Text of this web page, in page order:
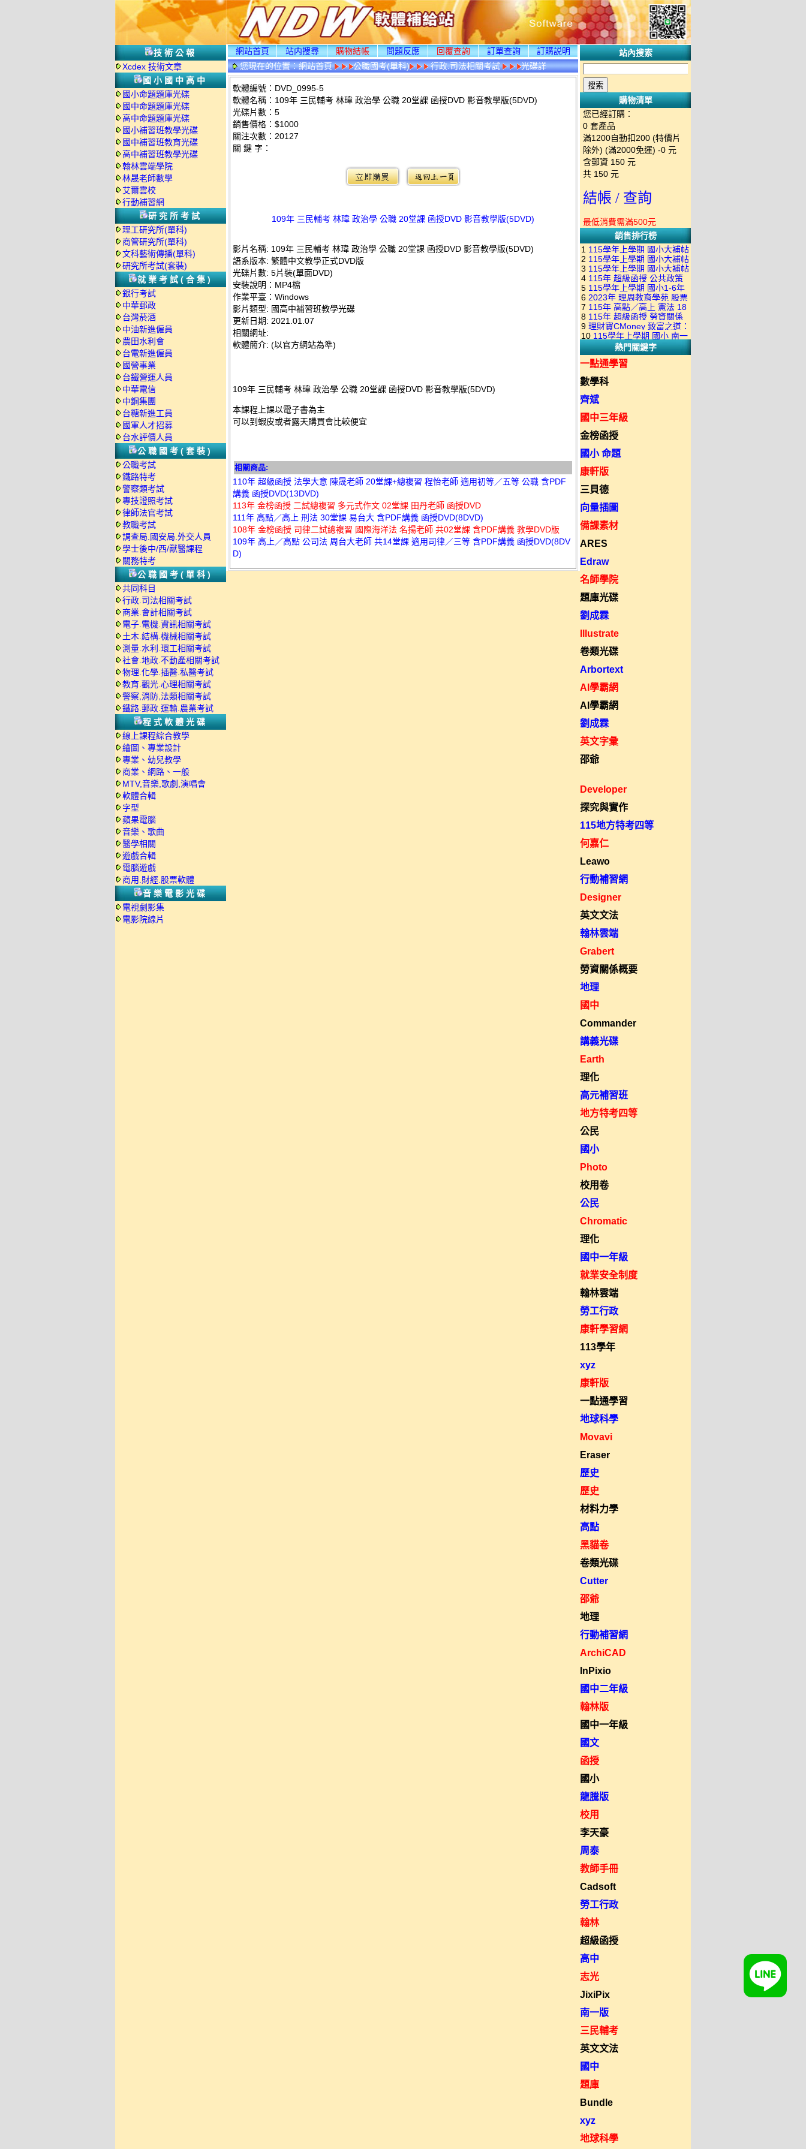
技術公報
Xcdex 技術文章
國小國中高中
國小命題題庫光碟
國中命題題庫光碟
高中命題題庫光碟
國小補習班教學光碟
國中補習班教育光碟
高中補習班教學光碟
翰林雲端學院
林晟老師數學
艾爾雲校
行動補習網
研究所考試
理工研究所(單科)
商管研究所(單科)
文科藝術傳播(單科)
研究所考試(套裝)
就業考試(合集)
銀行考試
中華郵政
台灣菸酒
中油新進僱員
農田水利會
台電新進僱員
國營事業
台鐵營運人員
中華電信
中鋼集團
台糖新進工員
國軍人才招募
台水評價人員
公職國考(套裝)
公職考試
鐵路特考
警察類考試
專技證照考試
律師法官考試
教職考試
調查局.國安局.外交人員
學士後中/西/獸醫課程
關務特考
公職國考(單科)
共同科目
行政.司法相關考試
商業.會計相關考試
電子.電機.資訊相關考試
土木.結構.機械相關考試
測量.水利.環工相關考試
社會.地政.不動產相關考試
物理.化學.插醫.私醫考試
教育.觀光.心理相關考試
警察,消防,法類相關考試
鐵路.郵政.運輸.農業考試
程式軟體光碟
線上課程綜合教學
繪圖、專業設計
專業、幼兒教學
商業、網路、一般
MTV,音樂,歌劇,演唱會
軟體合輯
字型
蘋果電腦
音樂、歌曲
醫學相關
遊戲合輯
電腦遊戲
商用.財經.股票軟體
音樂電影光碟
電視劇影集
電影院線片
網站首頁 站内搜尋 購物結帳 問題反應 回覆查詢 訂單查詢
訂購説明
您現在的位置：網站首頁 公職國考(單科) 行政.司法相關考試
光碟詳
情
軟體編號：DVD_0995-5
軟體名稱：109年 三民輔考 林瑋 政治學 公職 20堂課 函授DVD 影音教學版(5DVD)
光碟片數：5
銷售價格：$1000
關注次數： 20127
關 鍵 字：
109年 三民輔考 林瑋 政治學 公職 20堂課 函授DVD 影音教學版(5DVD)
影片名稱: 109年 三民輔考 林瑋 政治學 公職 20堂課 函授DVD 影音教學版(5DVD)
語系版本: 繁體中文教學正式DVD版
光碟片數: 5片裝(單面DVD)
安裝說明：MP4檔
作業平臺：Windows
影片類型: 國高中補習班教學光碟
更新日期: 2021.01.07
相關網址:
軟體簡介: (以官方網站為準)
109年 三民輔考 林瑋 政治學 公職 20堂課 函授DVD 影音教學版(5DVD)
本課程上課以電子書為主
可以到蝦皮或者露天購買會比較便宜
相關商品:
110年 超級函授 法學大意 陳晟老師 20堂課+總複習 程怡老師 適用初等／五等 公職 含PDF
講義 函授DVD(13DVD)
113年 金榜函授 二試總複習 多元式作文 02堂課 田丹老師 函授DVD
111年 高點／高上 刑法 30堂課 易台大 含PDF講義 函授DVD(8DVD)
108年 金榜函授 司律二試總複習 國際海洋法 名揚老師 共02堂課 含PDF講義 教學DVD版
109年 高上／高點 公司法 周台大老師 共14堂課 適用司律／三等 含PDF講義 函授DVD(8DV
D)
站內搜索
購物清單
您已經訂購：
0 套產品
滿1200自動扣200 (特價片
除外) (滿2000免運) -0 元
含郵資 150 元
共 150 元
結帳 / 查詢
最低消費需滿500元
銷售排行榜
1 115學年上學期 國小大補帖
南一版 國語+數學+社會+生活
+自然 1-6年級 教學光碟DVD
版(3DVD)
2 115學年上學期 國小大補帖
康軒版 國語+數學+社會+生活
+自然 1-6年級 教學光碟DVD
版(3DVD)
3 115學年上學期 國小大補帖
翰林版 國語+數學+社會+生活
+自然 1-6年級 教學光碟DVD
版(3DVD)
4 115年 超級函授 公共政策
22堂課+總複習 張楚老師 含
PDF講義 函授DVD(9DVD)
5 115學年上學期 國小1-6年
級 習作解答(含康軒.南一.翰林
全版本.全科目)合輯版 DVD版
6 2023年 理周教育學苑 股票
當沖煉金術 主講：朱家泓 國
語發音 DVD版
7 115年 高點／高上 憲法 18
堂課 宗台大老師 含PDF講義
函授DVD(8DVD)【適用於律
師司法考試】
8 115年 超級函授 勞資關係
概要 11堂課+總複習 陸川老
師 含PDF講義 函授
DVD(5DVD)
9 理財寶CMoney 致富之道：
上班族飆股攻略班 主講：朱
家泓+林穎 國語發音 DVD版
10 115學年上學期 國小 南一
版 教師手冊(全年級、全領域)
教學光碟DVD版
熱門關鍵字
一點通學習
數學科
齊斌
國中三年級
金榜函授
國小 命題
康軒版
三貝德
向量插圖
備課素材
ARES
Edraw
名師學院
題庫光碟
劉成霖
Illustrate
卷類光碟
Arbortext
AI學霸網
AI學霸網
劉成霖
英文字彙
邵爺
Developer
探究與實作
115地方特考四等
何嘉仁
Leawo
行動補習網
Designer
英文文法
翰林雲端
Grabert
勞資關係概要
地理
國中
Commander
講義光碟
Earth
理化
高元補習班
地方特考四等
公民
國小
Photo
校用卷
公民
Chromatic
理化
國中一年級
就業安全制度
翰林雲端
勞工行政
康軒學習網
113學年
xyz
康軒版
一點通學習
地球科學
Movavi
Eraser
歷史
歷史
材料力學
高點
黑貓卷
卷類光碟
Cutter
邵爺
地理
行動補習網
ArchiCAD
InPixio
國中二年級
翰林版
國中一年級
國文
函授
國小
龍騰版
校用
李天豪
周泰
教師手冊
Cadsoft
勞工行政
翰林
超級函授
高中
志光
JixiPix
南一版
三民輔考
英文文法
國中
題庫
Bundle
xyz
地球科學